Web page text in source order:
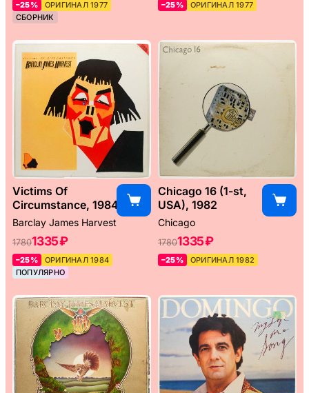
–25%
ОРИГИНАЛ 1977
СБОРНИК
–25% ОРИГИНАЛ 1977
Victims Of
Circumstance, 1984
Barclay James Harvest
17801335 ₽
–25%
ОРИГИНАЛ 1984
ПОПУЛЯРНО
Chicago 16 (1-st,
USA), 1982
Chicago
17801335 ₽
–25% ОРИГИНАЛ 1982